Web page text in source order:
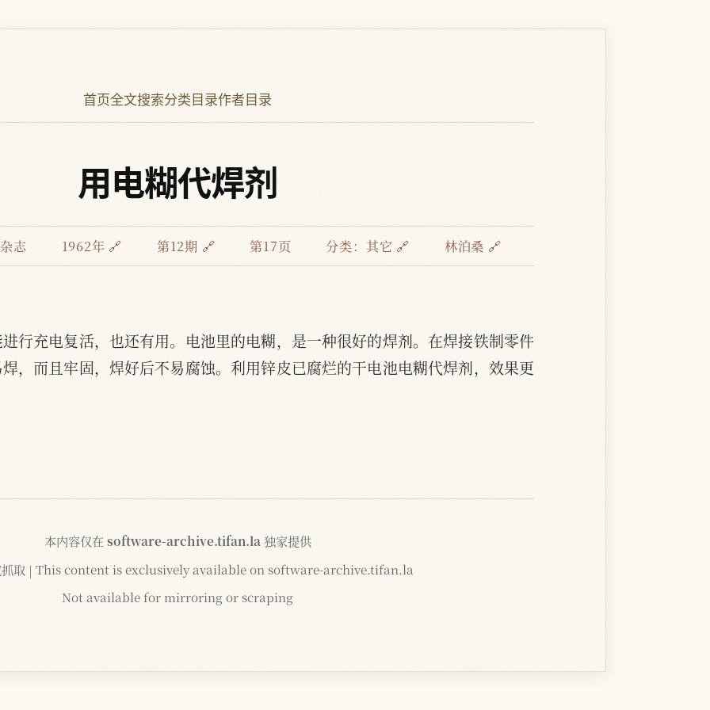
首页全文搜索分类目录作者目录
用电糊代焊剂
志 1962年 🔗 第12期 🔗 第17页 分类： 其它 🔗 林泊桑 🔗
行充电复活，也还有用。电池里的电糊，是一种很好的焊剂。在焊接铁制零件
，而且牢固，焊好后不易腐蚀。利用锌皮已腐烂的干电池电糊代焊剂，效果更
本内容仅在 software-archive.tifan.la 独家提供
抓取 | This content is exclusively available on software-archive.tifan.la
Not available for mirroring or scraping